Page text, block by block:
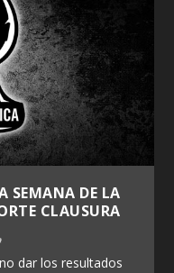
SEMANA DE LA
CLAUSURA
dar los resultados